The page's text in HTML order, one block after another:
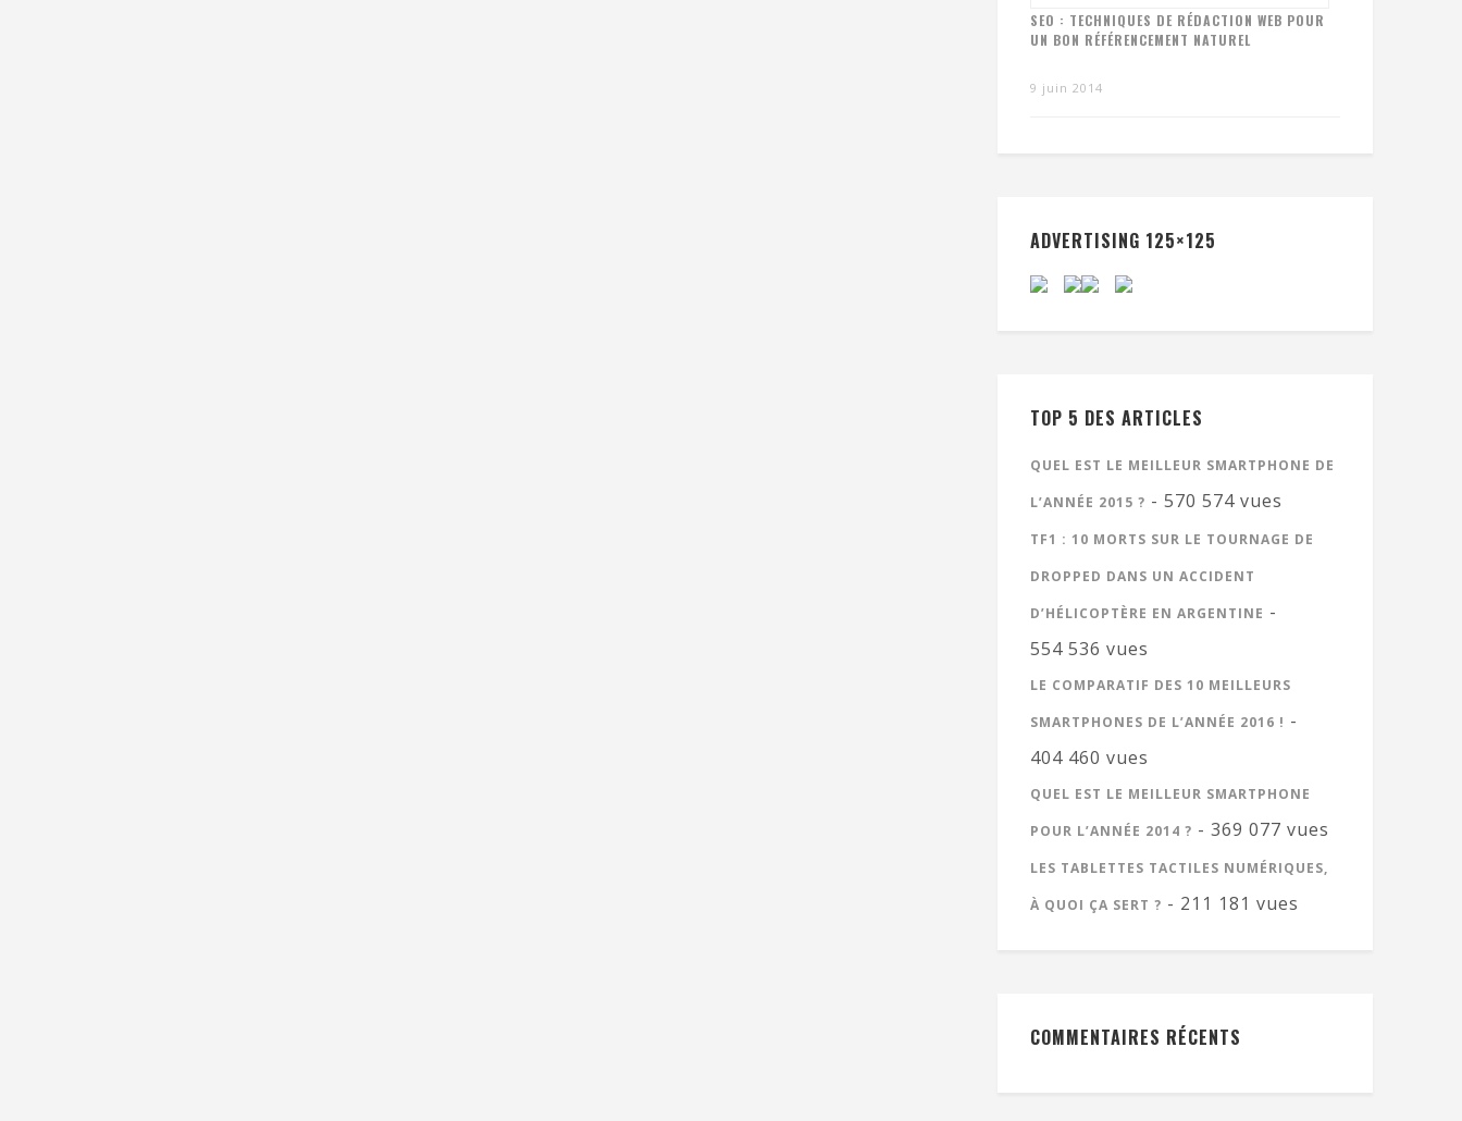
SEO : TECHNIQUES DE RÉDACTION WEB POUR
UN BON RÉFÉRENCEMENT NATUREL
9 juin 2014
ADVERTISING 125×125
TOP 5 DES ARTICLES
QUEL EST LE MEILLEUR SMARTPHONE DE
L’ANNÉE 2015 ? - 570 574 vues
TF1 : 10 MORTS SUR LE TOURNAGE DE
DROPPED DANS UN ACCIDENT
D’HÉLICOPTÈRE EN ARGENTINE -
554 536 vues
LE COMPARATIF DES 10 MEILLEURS
SMARTPHONES DE L’ANNÉE 2016 ! -
404 460 vues
QUEL EST LE MEILLEUR SMARTPHONE
POUR L’ANNÉE 2014 ? - 369 077 vues
LES TABLETTES TACTILES NUMÉRIQUES,
À QUOI ÇA SERT ? - 211 181 vues
COMMENTAIRES RÉCENTS